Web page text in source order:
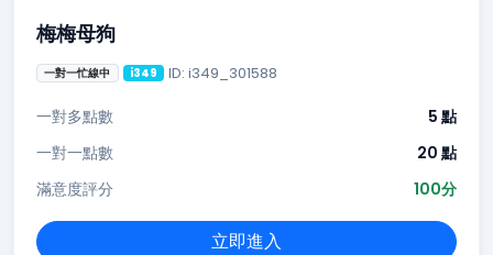
梅梅母狗
一對一忙線中 i349 ID: i349_301588
一對多點數
5 點
一對一點數
20 點
滿意度評分
100分
立即進入